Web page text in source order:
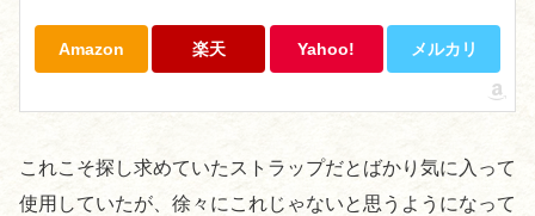
Amazon 楽天 Yahoo! メルカリ
これこそ探し求めていたストラップだとばかり気に入って
使用していたが、徐々にこれじゃないと思うようになって